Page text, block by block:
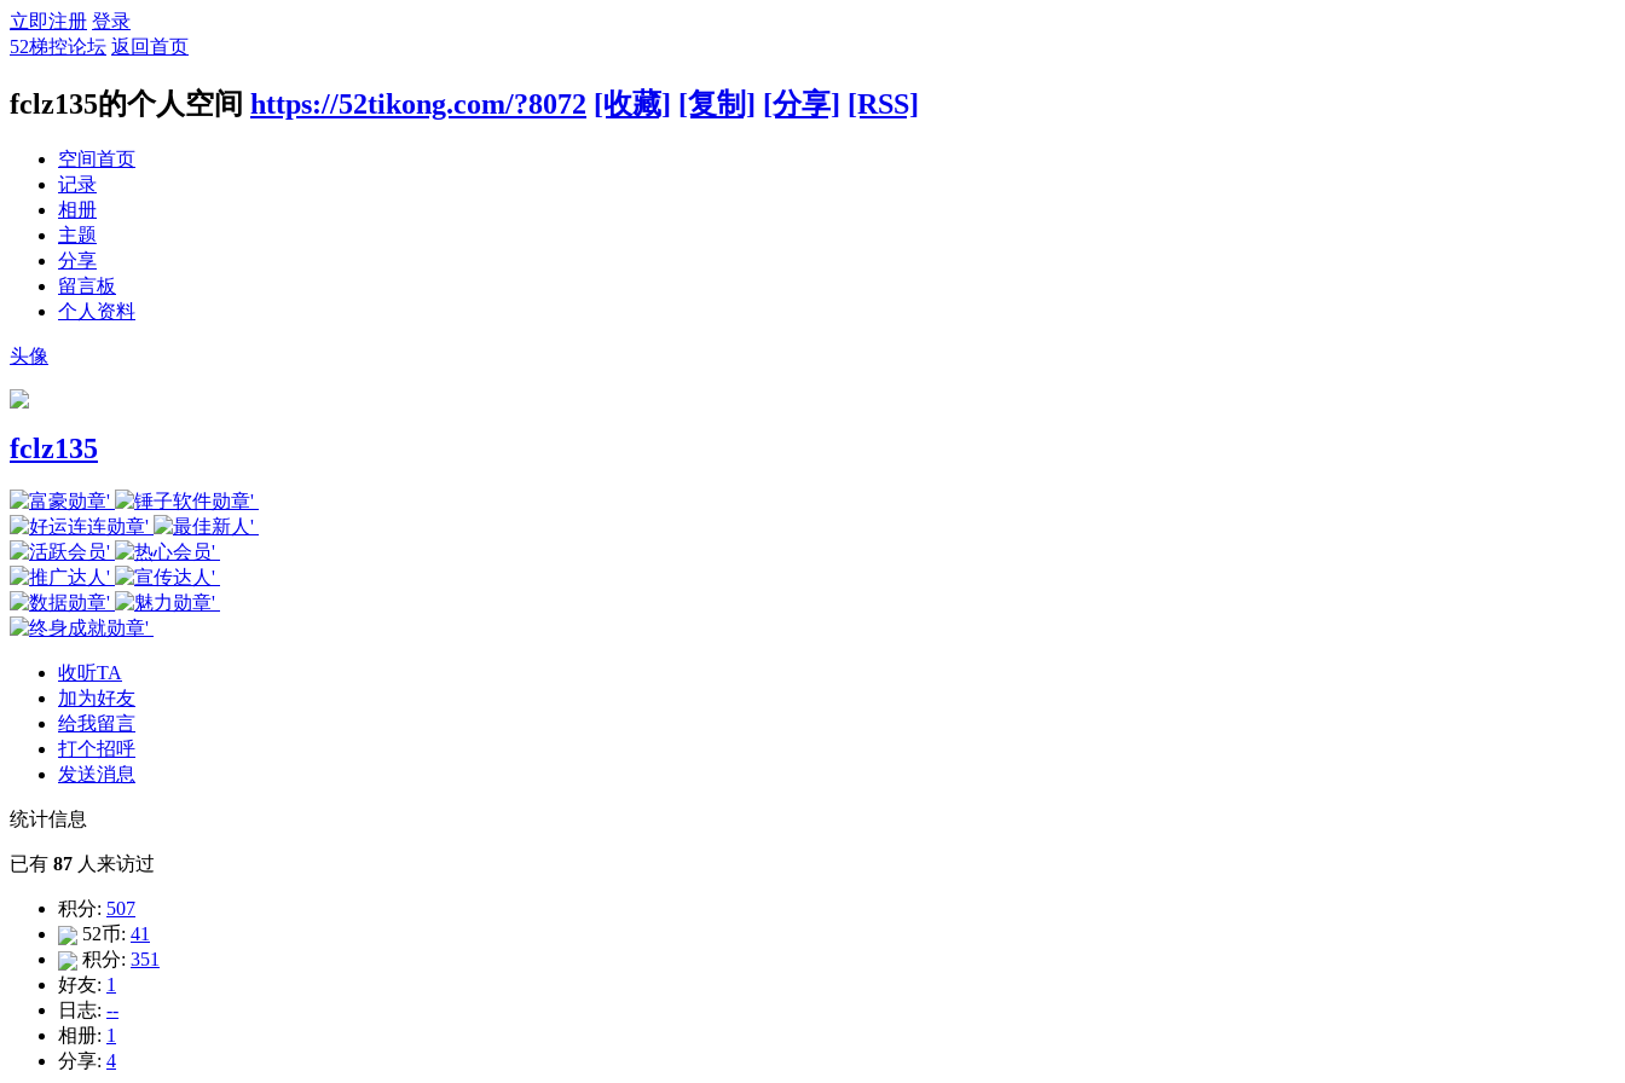
立即注册 登录
52梯控论坛 返回首页
fclz135的个人空间 https://52tikong.com/?8072 [收藏] [复制] [分享] [RSS]
空间首页
记录
相册
主题
分享
留言板
个人资料
头像
fclz135
收听TA
加为好友
给我留言
打个招呼
发送消息
统计信息
已有 87 人来访过
积分: 507
52币: 41
积分: 351
好友: 1
日志: --
相册: 1
分享: 4